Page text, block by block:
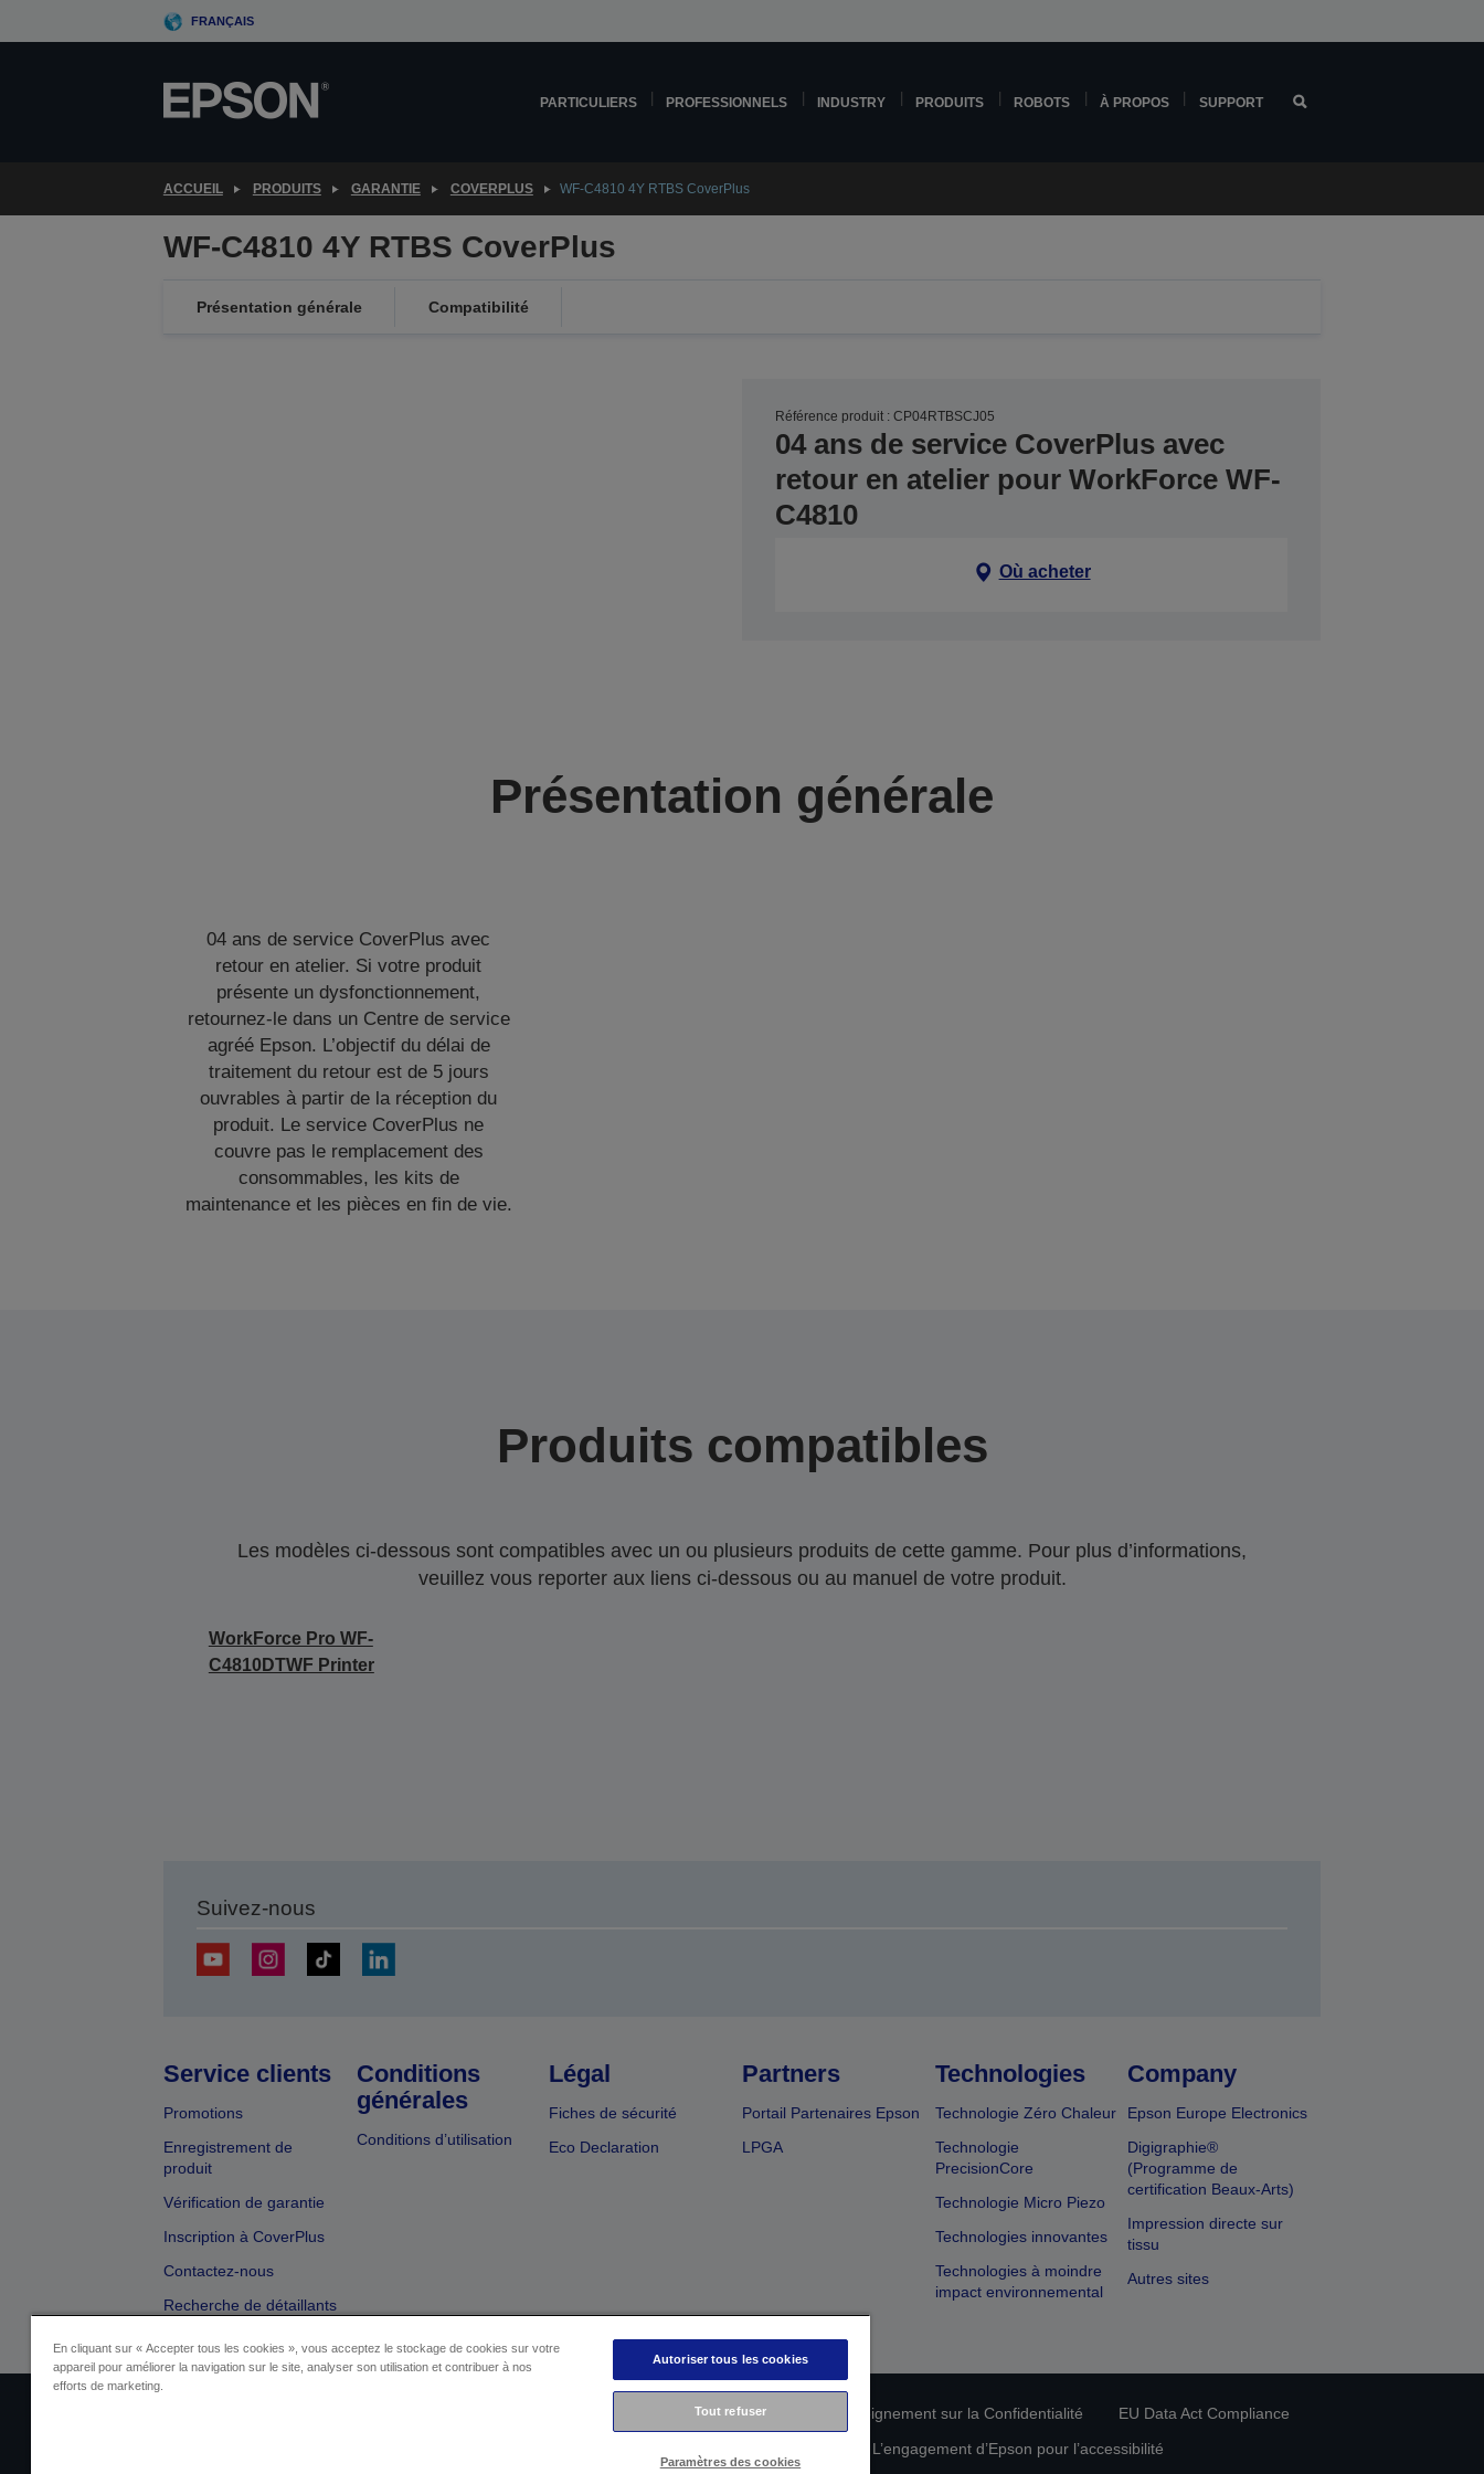
to
FRANÇAIS
PARTICULIERS PROFESSIONNELS INDUSTRY PRODUITS ROBOTS À PROPOS SUPPORT
ACCUEIL PRODUITS GARANTIE COVERPLUS WF-C4810 4Y RTBS CoverPlus
WF-C4810 4Y RTBS CoverPlus
Présentation générale Compatibilité
Référence produit : CP04RTBSCJ05
04 ans de service CoverPlus avec
retour en atelier pour WorkForce WF-
C4810
Où acheter
Présentation générale
04 ans de service CoverPlus avec
retour en atelier. Si votre produit
présente un dysfonctionnement,
retournez-le dans un Centre de service
agréé Epson. L’objectif du délai de
traitement du retour est de 5 jours
ouvrables à partir de la réception du
produit. Le service CoverPlus ne
couvre pas le remplacement des
consommables, les kits de
maintenance et les pièces en fin de vie.
Produits compatibles
Les modèles ci-dessous sont compatibles avec un ou plusieurs produits de cette gamme. Pour plus d’informations,
veuillez vous reporter aux liens ci-dessous ou au manuel de votre produit.
WorkForce Pro WF-
C4810DTWF Printer
Suivez-nous
Service clients
Promotions
Enregistrement de
produit
Vérification de garantie
Inscription à CoverPlus
Contactez-nous
Recherche de détaillants
Conditions
générales
Conditions d’utilisation
Légal
Fiches de sécurité
Eco Declaration
Partners
Portail Partenaires Epson
LPGA
Technologies
Technologie Zéro Chaleur
Technologie
PrecisionCore
Technologie Micro Piezo
Technologies innovantes
Technologies à moindre
impact environnemental
Company
Epson Europe Electronics
Digigraphie®
(Programme de
certification Beaux-Arts)
Impression directe sur
tissu
Autres sites
Déclaration de Renseignement sur la Confidentialité
EU Data Act Compliance
L’engagement d’Epson pour l’accessibilité
En cliquant sur « Accepter tous les cookies », vous acceptez le stockage de cookies sur votre
appareil pour améliorer la navigation sur le site, analyser son utilisation et contribuer à nos
efforts de marketing.
Autoriser tous les cookies
Tout refuser
Paramètres des cookies